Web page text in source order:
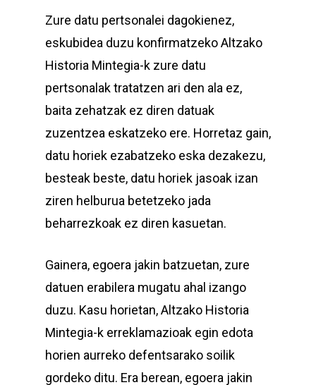
Zure datu pertsonalei dagokienez,
eskubidea duzu konfirmatzeko Altzako
Historia Mintegia-k zure datu
pertsonalak tratatzen ari den ala ez,
baita zehatzak ez diren datuak
zuzentzea eskatzeko ere. Horretaz gain,
datu horiek ezabatzeko eska dezakezu,
besteak beste, datu horiek jasoak izan
ziren helburua betetzeko jada
beharrezkoak ez diren kasuetan.
Gainera, egoera jakin batzuetan, zure
datuen erabilera mugatu ahal izango
duzu. Kasu horietan, Altzako Historia
Mintegia-k erreklamazioak egin edota
horien aurreko defentsarako soilik
gordeko ditu. Era berean, egoera jakin